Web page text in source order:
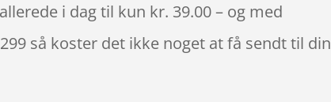
i dag til kun kr. 39.00 – og med
så koster det ikke noget at få sendt til din